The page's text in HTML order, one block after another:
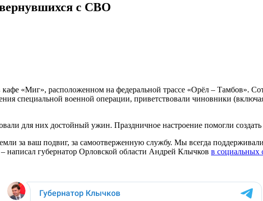
с СВО
«Миг», расположенном на федеральной трассе «Орёл – Тамбов».
специальной военной операции, приветствовали чиновники
для них достойный ужин. Праздничное настроение помогли
за ваш подвиг, за самоотверженную службу. Мы всегда
губернатор Орловской области Андрей Клычков в социальных